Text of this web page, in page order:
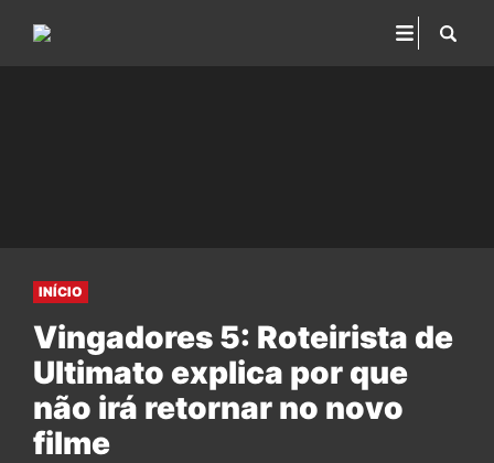
INÍCIO
Vingadores 5: Roteirista de
Ultimato explica por que
não irá retornar no novo
filme